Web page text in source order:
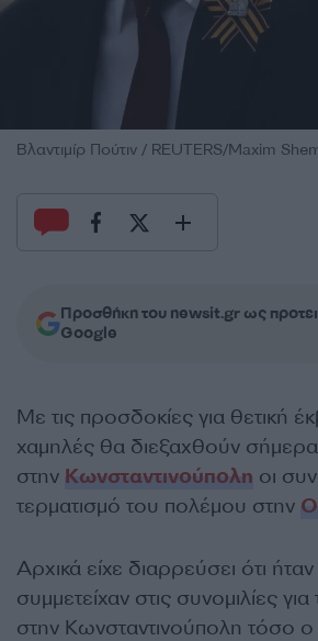
Βλαντιμίρ Πούτιν / REUTERS/Maxim
Προσθήκη του newsit.gr ως
Google
Με τις προσδοκίες για θετική
χαμηλές θα διεξαχθούν
στην Κωνσταντινούπολη οι
τερματισμό του πολέμου στην
Αρχικά είχε διαρρεύσει ότι
συμμετείχαν στις συνομιλίες
στην Κωνσταντινούπολη τόσο ο